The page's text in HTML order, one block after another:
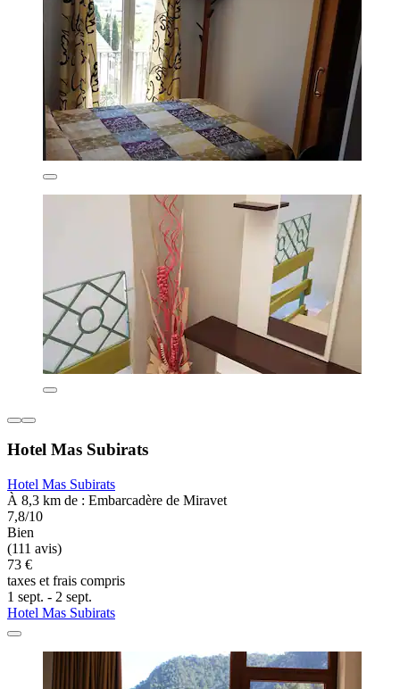
Hotel Mas Subirats
Hotel Mas Subirats
À 8,3 km de : Embarcadère de Miravet
7,8/10
Bien
(111 avis)
73 €
taxes et frais compris
1 sept. - 2 sept.
Hotel Mas Subirats